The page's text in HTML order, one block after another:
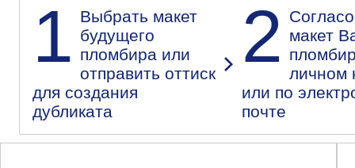
1 Выбрать макет
будущего
пломбира или
отправить оттиск
для создания
дубликата
2
макет
личном
или по
почте